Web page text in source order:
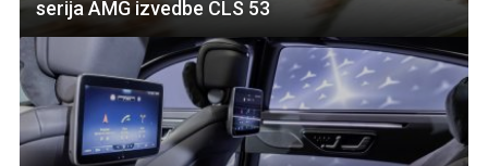
serija AMG izvedbe CLS 53